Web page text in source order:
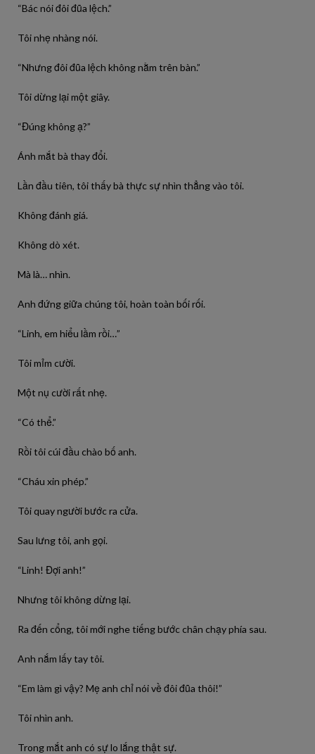
“Bác nói đôi đũa lệch.”
Tôi nhẹ nhàng nói.
“Nhưng đôi đũa lệch không nằm trên bàn.”
Tôi dừng lại một giây.
“Đúng không ạ?”
Ánh mắt bà thay đổi.
Lần đầu tiên, tôi thấy bà thực sự nhìn thẳng vào tôi.
Không đánh giá.
Không dò xét.
Mà là… nhìn.
Anh đứng giữa chúng tôi, hoàn toàn bối rối.
“Linh, em hiểu lầm rồi…”
Tôi mỉm cười.
Một nụ cười rất nhẹ.
“Có thể.”
Rồi tôi cúi đầu chào bố anh.
“Cháu xin phép.”
Tôi quay người bước ra cửa.
Sau lưng tôi, anh gọi.
“Linh! Đợi anh!”
Nhưng tôi không dừng lại.
Ra đến cổng, tôi mới nghe tiếng bước chân chạy phía sau.
Anh nắm lấy tay tôi.
“Em làm gì vậy? Mẹ anh chỉ nói về đôi đũa thôi!”
Tôi nhìn anh.
Trong mắt anh có sự lo lắng thật sự.